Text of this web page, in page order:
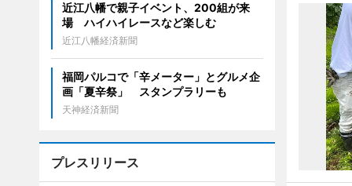
近江八幡で親子イベント、200組が来
場 ハイハイレースなど楽しむ
近江八幡経済新聞
福岡パルコで「辛メーター」とグルメ企
画「夏辛祭」 スタンプラリーも
天神経済新聞
プレスリリース